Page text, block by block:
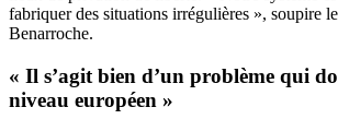
fabriquer des situations irrégulières », soupire
Benarroche.
« Il s’agit bien d’un problème qui
niveau européen »